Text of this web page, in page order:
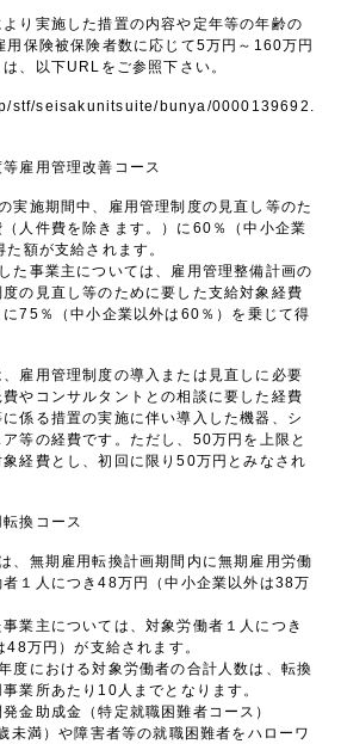
り実施した措置の内容や定年等の年齢の
用保険被保険者数に応じて5万円～160万円
、以下URLをご参照下さい。
stf/seisakunitsuite/bunya/0000139692.
等雇用管理改善コース
実施期間中、雇用管理制度の見直し等のた
人件費を除きます。）に60％（中小企業
額が支給されます。
た事業主については、雇用管理整備計画の
の見直し等のために要した支給対象経費
に75％（中小企業以外は60％）を乗じて得
雇用管理制度の導入または見直しに必要
やコンサルタントとの相談に要した経費
係る措置の実施に伴い導入した機器、シ
等の経費です。ただし、50万円を上限と
経費とし、初回に限り50万円とみなされ
転換コース
、無期雇用転換計画期間内に無期雇用労働
１人につき48万円（中小企業以外は38万
業主については、対象労働者１人につき
万円）が支給されます。
度における対象労働者の合計人数は、転換
業所あたり10人までとなります。
金助成金（特定就職困難者コース）
未満）や障害者等の就職困難者をハローワ